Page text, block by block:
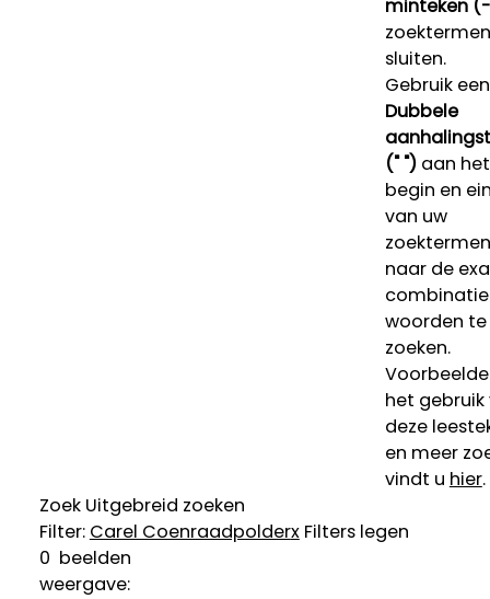
minteken
sluiten.
Gebruik een
Dubbele
(" ")aan het
begin en
van uw
naar de
woorden te
zoeken.
het gebruik
deze
en meer
vindt u hier.
Zoek Uitgebreid zoeken
Filter: Carel Coenraadpolderx Filters legen
0 beelden
weergave: